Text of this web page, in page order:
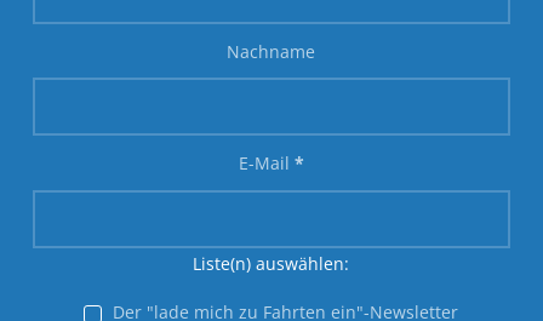
Nachname
E-Mail *
Liste(n) auswählen:
Der "lade mich zu Fahrten ein"-Newsletter